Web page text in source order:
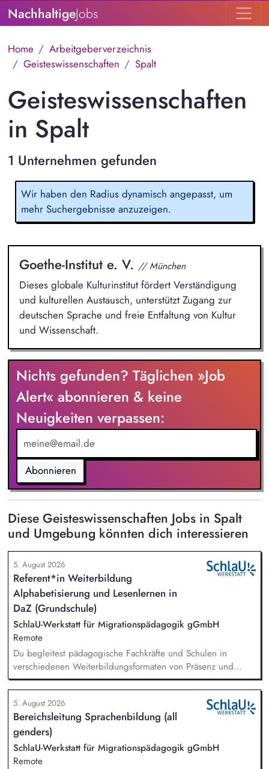
NachhaltigeJobs
Home
Arbeitgeberverzeichnis
Geisteswissenschaften
Spalt
Geisteswissenschaften
in Spalt
1 Unternehmen gefunden
Wir haben den Radius dynamisch angepasst, um
mehr Suchergebnisse anzuzeigen.
Goethe-Institut e. V. // München
Dieses globale Kulturinstitut fördert Verständigung
und kulturellen Austausch, unterstützt Zugang zur
deutschen Sprache und freie Entfaltung von Kultur
und Wissenschaft.
Nichts gefunden? Täglichen »Job
Alert« abonnieren & keine
Neuigkeiten verpassen:
Abonnieren
Diese Geisteswissenschaften Jobs in Spalt
und Umgebung könnten dich interessieren
5. August 2026
Referent*in Weiterbildung
Alphabetisierung und Lesenlernen in
DaZ (Grundschule)
SchlaU-Werkstatt für Migrationspädagogik gGmbH
Remote
Du begleitest pädagogische Fachkräfte und Schulen in
verschiedenen Weiterbildungsformaten von Präsenz und
Online-Workshops bis hin zu pädogischen Tagen und erstellst
Online-Selbstlernkurse für unsere Plattform schlau-lernen.org.
Die inhaltlichen Schwerpunkte liegen dabei auf den
Bereichen Lesen lernen, Mehrsprachigkeitsbewusstsein und
Alphabetisierung in der Grundschule.
5. August 2026
Bereichsleitung Sprachenbildung (all
genders)
SchlaU-Werkstatt für Migrationspädagogik gGmbH
Remote